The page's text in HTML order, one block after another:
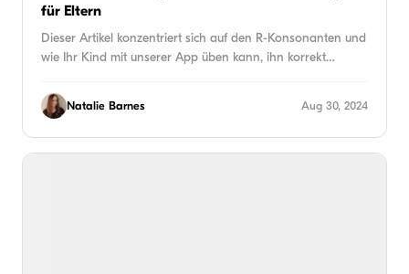
für Eltern
Dieser Artikel konzentriert sich auf den R-Konsonanten und
wie Ihr Kind mit unserer App üben kann, ihn korrekt…
Natalie Barnes Aug 30, 2024